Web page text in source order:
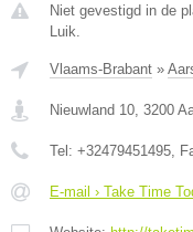
Niet gevestigd in de
Luik.
Vlaams-Brabant »
Nieuwland 10 3200
Tel: +32479451495 ,
E-mail › Take Time